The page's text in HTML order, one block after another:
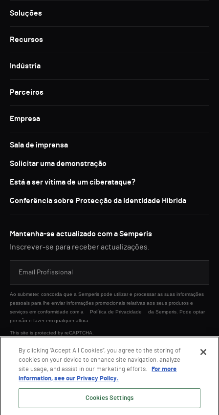
Soluções
Recursos
Indústria
Parceiros
Empresa
Sala de imprensa
Solicitar uma demonstração
Está a ser vítima de um ciberataque?
Conferência sobre Protecção da Identidade Híbrida
Mantenha-se actualizado com a Semperis
Inscrever-se para receber actualizações.
Ao submeter, concorda que a Semperis pode utilizar e processar as suas informações
pessoais para lhe enviar informações promocionais relativas aos seus produtos e
serviços em conformidade com a
Política de Privacidade
da Semperis. Pode optar
por não o fazer em qualquer altura.
This site is protected by reCAPTCHA.
ENVIAR
By clicking “Accept All Cookies”, you agree to the storing of
cookies on your device to enhance site navigation, analyze
site usage, and assist in our marketing efforts.
For more
information, see our Privacy Policy.
Cookies Settings